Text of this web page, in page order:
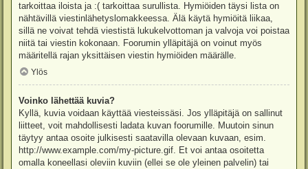
tarkoittaa iloista ja :( tarkoittaa surullista. Hymiöiden täysi lista on
nähtävillä viestinlähetyslomakkeessa. Älä käytä hymiöitä liikaa,
sillä ne voivat tehdä viestistä lukukelvottoman ja valvoja voi poistaa
niitä tai viestin kokonaan. Foorumin ylläpitäjä on voinut myös
määritellä rajan yksittäisen viestin hymiöiden määrälle.
Ylös
Voinko lähettää kuvia?
Kyllä, kuvia voidaan käyttää viesteissäsi. Jos ylläpitäjä on sallinut
liitteet, voit mahdollisesti ladata kuvan foorumille. Muutoin sinun
täytyy antaa osoite julkisesti saatavilla olevaan kuvaan, esim.
http://www.example.com/my-picture.gif. Et voi antaa osoitetta
omalla koneellasi oleviin kuviin (ellei se ole yleinen palvelin) tai